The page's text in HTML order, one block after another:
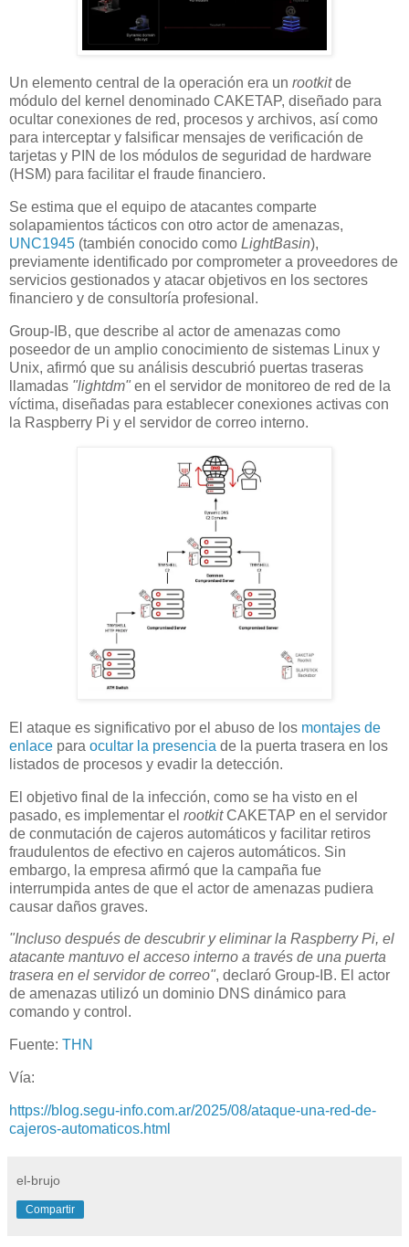
Un elemento central de la operación era un rootkitde
módulo del kernel denominado CAKETAP, diseñado para
ocultar conexiones de red, procesos y archivos, así como
para interceptar y falsificar mensajes de verificación de
tarjetas y PIN de los módulos de seguridad de hardware
(HSM) para facilitar el fraude financiero.
Se estima que el equipo de atacantes comparte
solapamientos tácticos con otro actor de amenazas,
UNC1945 (también conocido como LightBasin),
previamente identificado por comprometer a proveedores de
servicios gestionados y atacar objetivos en los sectores
financiero y de consultoría profesional.
Group-IB, que describe al actor de amenazas como
poseedor de un amplio conocimiento de sistemas Linux y
Unix, afirmó que su análisis descubrió puertas traseras
llamadas "lightdm" en el servidor de monitoreo de red de la
víctima, diseñadas para establecer conexiones activas con
la Raspberry Pi y el servidor de correo interno.
El ataque es significativo por el abuso de los montajes de
enlace para ocultar la presencia de la puerta trasera en los
listados de procesos y evadir la detección.
El objetivo final de la infección, como se ha visto en el
pasado, es implementar el rootkitCAKETAP en el servidor
de conmutación de cajeros automáticos y facilitar retiros
fraudulentos de efectivo en cajeros automáticos. Sin
embargo, la empresa afirmó que la campaña fue
interrumpida antes de que el actor de amenazas pudiera
causar daños graves.
"Incluso después de descubrir y eliminar la Raspberry Pi, el
atacante mantuvo el acceso interno a través de una puerta
trasera en el servidor de correo", declaró Group-IB. El actor
de amenazas utilizó un dominio DNS dinámico para
comando y control.
Fuente: THN
Vía:
https://blog.segu-info.com.ar/2025/08/ataque-una-red-de-
cajeros-automaticos.html
el-brujo
Compartir